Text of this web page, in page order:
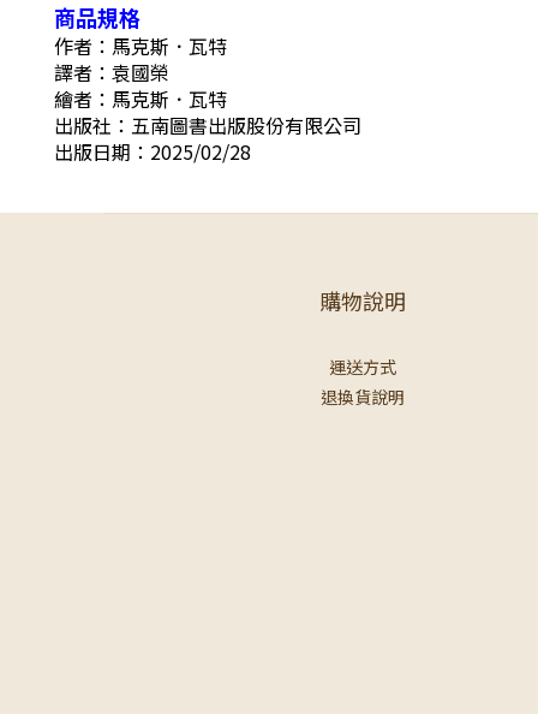
商品規格
作者：馬克斯．瓦特
譯者：袁國榮
繪者：馬克斯．瓦特
出版社：五南圖書出版股份有限公司
出版日期：2025/02/28
購物說明
運送方式
退換貨說明